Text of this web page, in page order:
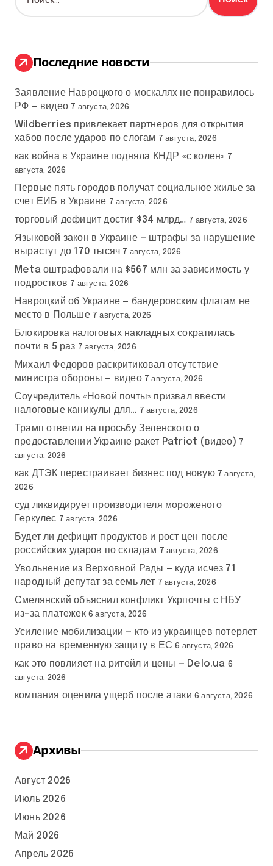
а
:
Последние новости
Заявление Навроцкого о москалях не понравилось
РФ — видео 7 августа, 2026
Wildberries привлекает партнеров для открытия
хабов после ударов по слогам 7 августа, 2026
как война в Украине подняла КНДР «с колен» 7
августа, 2026
Первые пять городов получат социальное жилье за
счет ЕИБ в Украине 7 августа, 2026
торговый дефицит достиг $34 млрд… 7 августа, 2026
Языковой закон в Украине — штрафы за нарушение
вырастут до 170 тысяч 7 августа, 2026
Meta оштрафовали на $567 млн за зависимость у
подростков 7 августа, 2026
Навроцкий об Украине — бандеровским флагам не
место в Польше 7 августа, 2026
Блокировка налоговых накладных сократилась
почти в 5 раз 7 августа, 2026
Михаил Федоров раскритиковал отсутствие
министра обороны — видео 7 августа, 2026
Соучредитель «Новой почты» призвал ввести
налоговые каникулы для… 7 августа, 2026
Трамп ответил на просьбу Зеленского о
предоставлении Украине ракет Patriot (видео) 7
августа, 2026
как ДТЭК перестраивает бизнес под новую 7 августа,
2026
суд ликвидирует производителя мороженого
Геркулес 7 августа, 2026
Будет ли дефицит продуктов и рост цен после
российских ударов по складам 7 августа, 2026
Увольнение из Верховной Рады — куда исчез 71
народный депутат за семь лет 7 августа, 2026
Смелянский объяснил конфликт Укрпочты с НБУ
из-за платежек 6 августа, 2026
Усиление мобилизации — кто из украинцев потеряет
право на временную защиту в ЕС 6 августа, 2026
как это повлияет на ритейл и цены — Delo.ua 6
августа, 2026
компания оценила ущерб после атаки 6 августа, 2026
Архивы
Август 2026
Июль 2026
Июнь 2026
Май 2026
Апрель 2026